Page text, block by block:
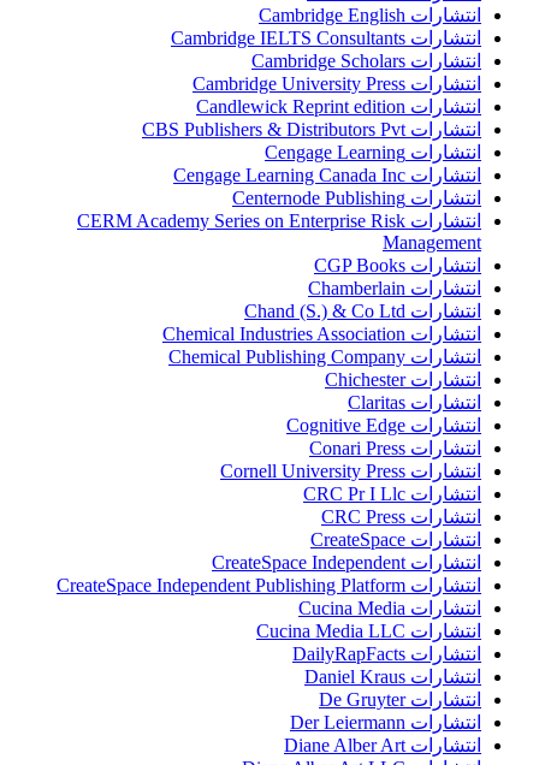
انتشارات Cambridge English
انتشارات Cambridge IELTS Consultants
انتشارات Cambridge Scholars
انتشارات Cambridge University Press
انتشارات Candlewick Reprint edition
انتشارات CBS Publishers & Distributors Pvt
انتشارات Cengage Learning
انتشارات Cengage Learning Canada Inc
انتشارات Centernode Publishing
انتشارات CERM Academy Series on Enterprise Risk
Management
انتشارات CGP Books
انتشارات Chamberlain
انتشارات Chand (S.) & Co Ltd
انتشارات Chemical Industries Association
انتشارات Chemical Publishing Company
انتشارات Chichester
انتشارات Claritas
انتشارات Cognitive Edge
انتشارات Conari Press
انتشارات Cornell University Press
انتشارات CRC Pr I Llc
انتشارات CRC Press
انتشارات CreateSpace
انتشارات CreateSpace Independent
انتشارات CreateSpace Independent Publishing Platform
انتشارات Cucina Media
انتشارات Cucina Media LLC
انتشارات DailyRapFacts
انتشارات Daniel Kraus
انتشارات De Gruyter
انتشارات Der Leiermann
انتشارات Diane Alber Art